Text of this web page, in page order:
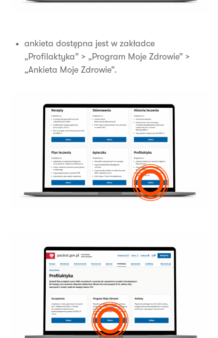
ankieta dostępna jest w zakładce
„Profilaktyka” > „Program Moje Zdrowie” >
„Ankieta Moje Zdrowie”.